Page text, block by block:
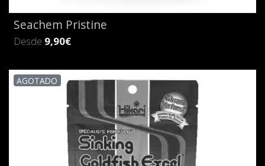
Seachem Pristine
Desde 9,90€
AGOTADO